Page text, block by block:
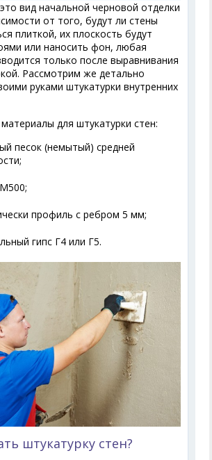
вид начальной черновой отделки
от того, будут ли стены
плиткой, их плоскость будут
или наносить фон, любая
только после выравнивания
Рассмотрим же детально
руками штукатурки внутренних
для штукатурки стен:
песок (немытый) средней
профиль с ребром 5 мм;
гипс Г4 или Г5.
штукатурку стен?